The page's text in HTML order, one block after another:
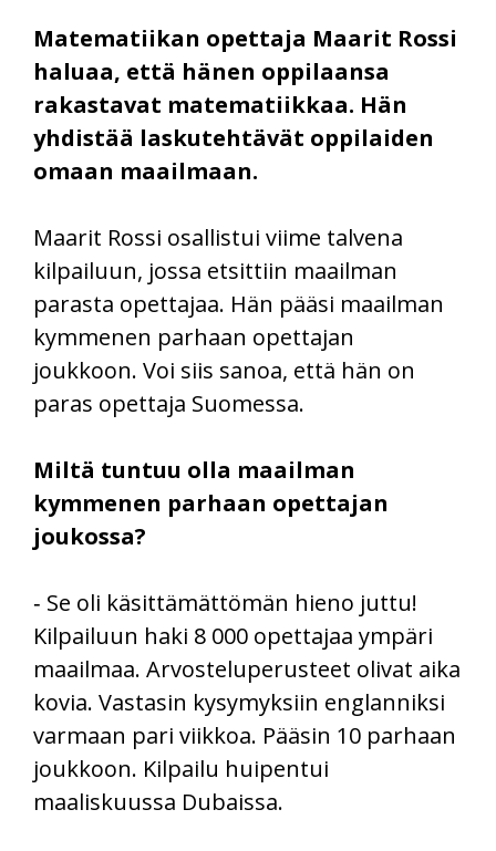
Matematiikan opettaja Maarit Rossi
haluaa, että hänen oppilaansa
rakastavat matematiikkaa. Hän
yhdistää laskutehtävät oppilaiden
omaan maailmaan.
Maarit Rossi osallistui viime talvena
kilpailuun, jossa etsittiin maailman
parasta opettajaa. Hän pääsi maailman
kymmenen parhaan opettajan
joukkoon. Voi siis sanoa, että hän on
paras opettaja Suomessa.
Miltä tuntuu olla maailman
kymmenen parhaan opettajan
joukossa?
‑ Se oli käsittämättömän hieno juttu!
Kilpailuun haki 8 000 opettajaa ympäri
maailmaa. Arvosteluperusteet olivat aika
kovia. Vastasin kysymyksiin englanniksi
varmaan pari viikkoa. Pääsin 10 parhaan
joukkoon. Kilpailu huipentui
maaliskuussa Dubaissa.